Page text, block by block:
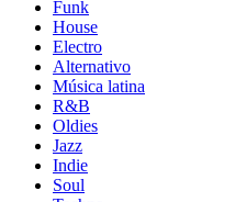
Funk
House
Electro
Alternativo
Música latina
R&B
Oldies
Jazz
Indie
Soul